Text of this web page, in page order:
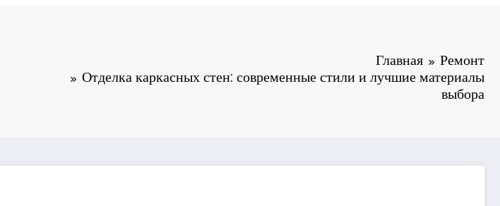
Главная
Ремонт
Отделка каркасных стен: современные стили и лучшие материалы
выбора